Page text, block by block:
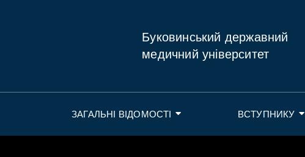
Буковинський державний
медичний університет
ЗАГАЛЬНІ ВІДОМОСТІ ВСТУПНИКУ